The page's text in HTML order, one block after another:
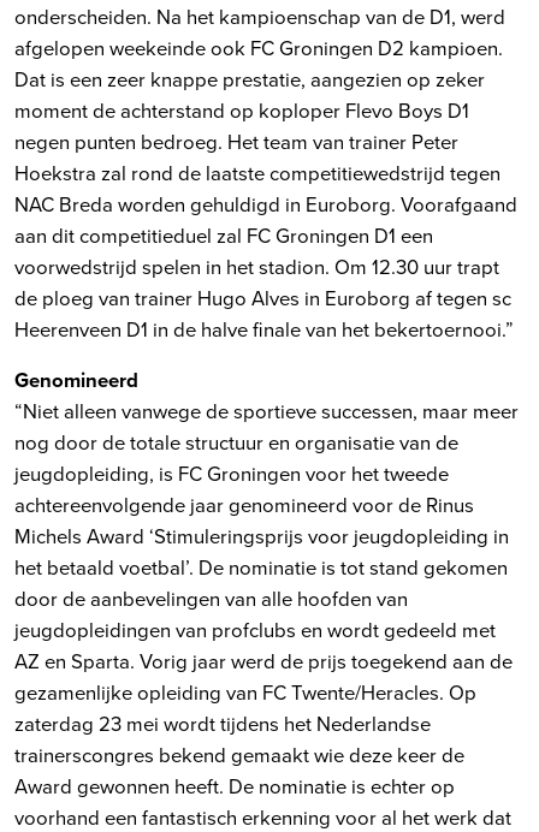
onderscheiden. Na het kampioenschap van de D1, werd
afgelopen weekeinde ook FC Groningen D2 kampioen.
Dat is een zeer knappe prestatie, aangezien op zeker
moment de achterstand op koploper Flevo Boys D1
negen punten bedroeg. Het team van trainer Peter
Hoekstra zal rond de laatste competitiewedstrijd tegen
NAC Breda worden gehuldigd in Euroborg. Voorafgaand
aan dit competitieduel zal FC Groningen D1 een
voorwedstrijd spelen in het stadion. Om 12.30 uur trapt
de ploeg van trainer Hugo Alves in Euroborg af tegen sc
Heerenveen D1 in de halve finale van het bekertoernooi.”
Genomineerd
“Niet alleen vanwege de sportieve successen, maar meer
nog door de totale structuur en organisatie van de
jeugdopleiding, is FC Groningen voor het tweede
achtereenvolgende jaar genomineerd voor de Rinus
Michels Award ‘Stimuleringsprijs voor jeugdopleiding in
het betaald voetbal’. De nominatie is tot stand gekomen
door de aanbevelingen van alle hoofden van
jeugdopleidingen van profclubs en wordt gedeeld met
AZ en Sparta. Vorig jaar werd de prijs toegekend aan de
gezamenlijke opleiding van FC Twente/Heracles. Op
zaterdag 23 mei wordt tijdens het Nederlandse
trainerscongres bekend gemaakt wie deze keer de
Award gewonnen heeft. De nominatie is echter op
voorhand een fantastisch erkenning voor al het werk dat